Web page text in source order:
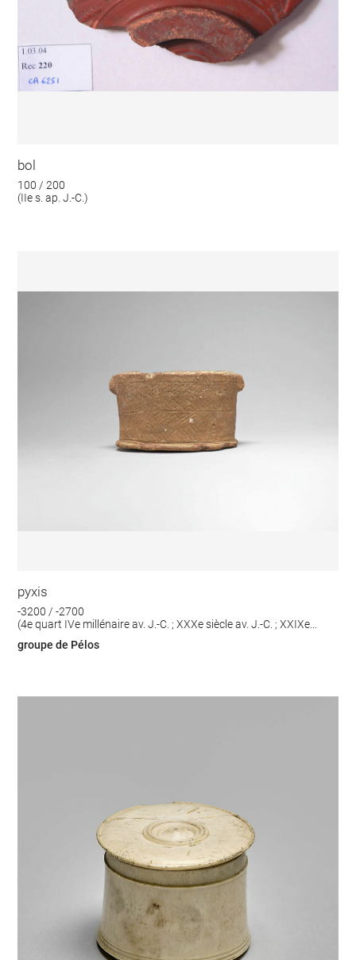
bol
100 / 200
(IIe s. ap. J.-C.)
pyxis
-3200 / -2700
(4e quart IVe millénaire av. J.-C. ; XXXe siècle av. J.-C. ; XXIXe
siècle av. J.-C. ; XXVIIIe siècle av. J.-C.)
groupe de Pélos